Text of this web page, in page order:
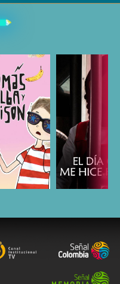
ESCUCHAR